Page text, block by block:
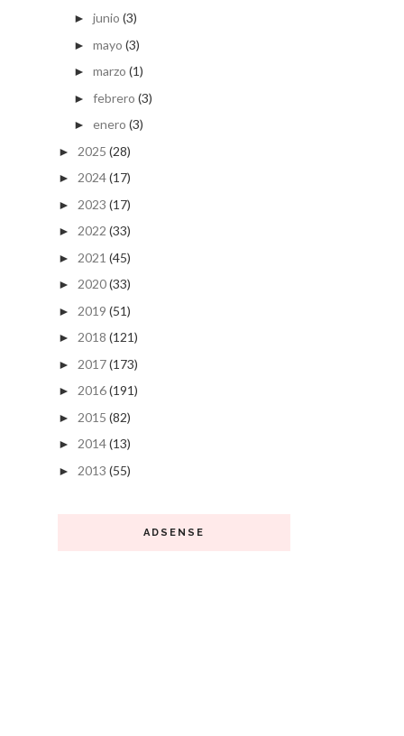
► junio (3)
► mayo (3)
► marzo (1)
► febrero (3)
► enero (3)
► 2025 (28)
► 2024(17)
► 2023 (17)
► 2022 (33)
► 2021 (45)
► 2020(33)
► 2019 (51)
► 2018 (121)
► 2017(173)
► 2016(191)
► 2015 (82)
► 2014(13)
► 2013 (55)
ADSENSE